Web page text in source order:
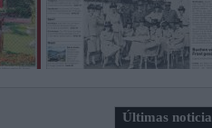
Últimas